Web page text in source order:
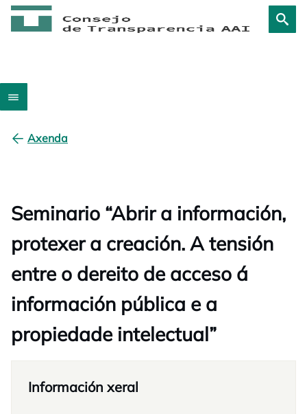
Axenda
Seminario “Abrir a información,
protexer a creación. A tensión
entre o dereito de acceso á
información pública e a
propiedade intelectual”
Información xeral